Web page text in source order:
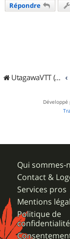
Répondre
UtagawaVTT (Randos VTT et VTTAE avec traces GPS)
Développé
Qui sommes-
Contact &
Services pros
Mentions
Politique de
confidentialité